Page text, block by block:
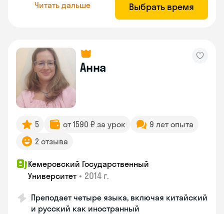
Читать дальше Выбрать время
Анна
5 от 1590 ₽ за урок
9 лет опыта
2 отзыва
Кемеровский Государственный
Университет • 2014 г.
Преподает четыре языка, включая китайский
и русский как иностранный